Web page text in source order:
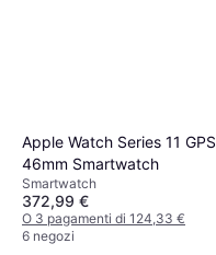
Apple Watch Series 11 GPS
46mm Smartwatch
Smartwatch
372,99 €
O 3 pagamenti di 124,33 €
6 negozi